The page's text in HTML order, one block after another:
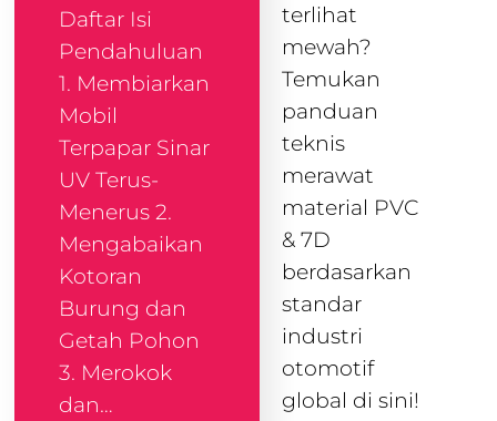
Daftar Isi
Pendahuluan
1. Membiarkan
Mobil
Terpapar Sinar
UV Terus-
Menerus 2.
Mengabaikan
Kotoran
Burung dan
Getah Pohon
3. Merokok
dan…
terlihat
mewah?
Temukan
panduan
teknis
merawat
material PVC
& 7D
berdasarkan
standar
industri
otomotif
global di sini!